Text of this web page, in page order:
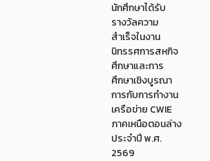
นักศึกษาได้รับ
รางวัลความ
สำเร็จในงาน
นิทรรศการสหกิจ
ศึกษาและการ
ศึกษาเชิงบูรณา
การกับการทำงาน
เครือข่าย CWIE
ภาคเหนือตอนล่าง
ประจำปี พ.ศ.
2569